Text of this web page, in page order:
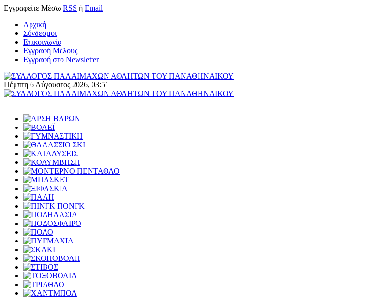
Εγγραφείτε Μέσω RSS ή Email
Αρχική
Σύνδεσμοι
Επικοινωνία
Εγγραφή Μέλους
Εγγραφή στο Newsletter
Πέμπτη 6 Αύγουστος 2026, 03:51